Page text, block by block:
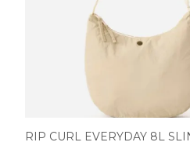
RIP CURL EVERYDAY 8L